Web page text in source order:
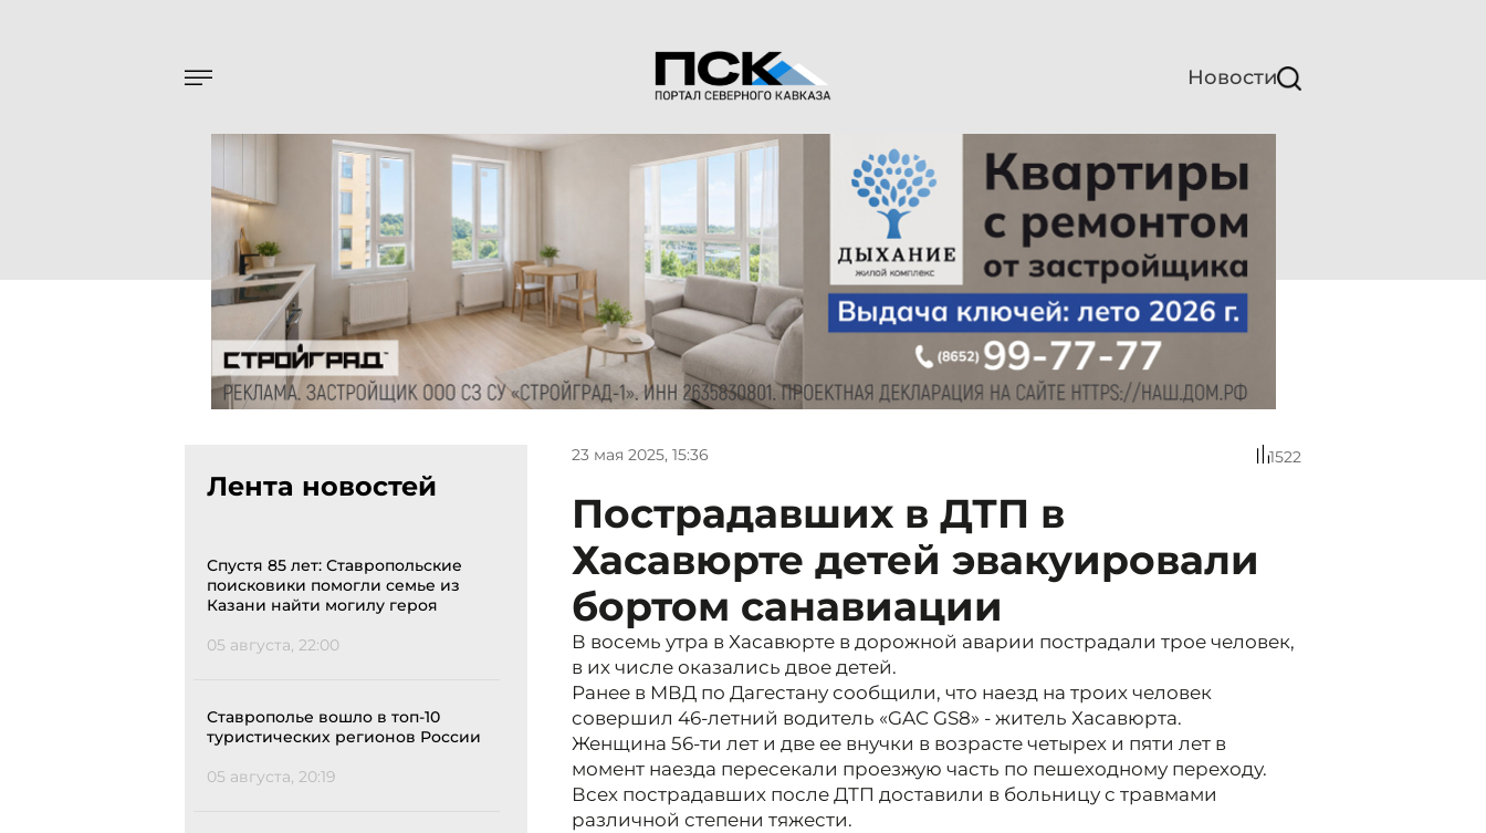
Новости
Лента новостей
Спустя 85 лет: Ставропольские
поисковики помогли семье из
Казани найти могилу героя
05 августа, 22:00
Ставрополье вошло в топ-10
туристических регионов России
05 августа, 20:19
23 мая 2025, 15:36 1522
Пострадавших в ДТП в
Хасавюрте детей эвакуировали
бортом санавиации
В восемь утра в Хасавюрте в дорожной аварии пострадали трое человек,
в их числе оказались двое детей.
Ранее в МВД по Дагестану сообщили, что наезд на троих человек
совершил 46-летний водитель «GAC GS8» - житель Хасавюрта.
Женщина 56-ти лет и две ее внучки в возрасте четырех и пяти лет в
момент наезда пересекали проезжую часть по пешеходному переходу.
Всех пострадавших после ДТП доставили в больницу с травмами
различной степени тяжести.